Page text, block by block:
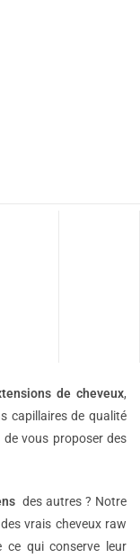
decheveux,
capillaires de qualité
vous proposer des
des autres ? Notre
vrais cheveux raw
qui conserve leur